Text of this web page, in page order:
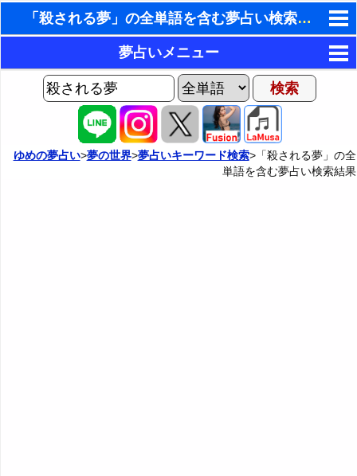
「殺される夢」の全単語を含む夢占い検索結果
東洋・西洋占星術
ホラリー占星術
手相占いで未来診断
タロットカードで無料占い
命名の姓名判断
夢占いメニュー
AIゆめの夢占いチャット
ヨセフの夢占い
夢占い掲示板
ゆめの夢占い>夢の世界>夢占いキーワード検索>「殺される夢」の全
単語を含む夢占い検索結果